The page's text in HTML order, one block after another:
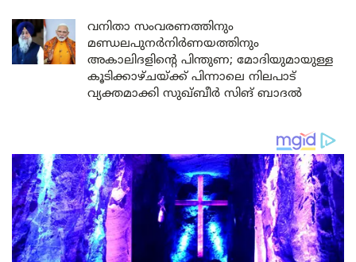
വനിതാ സംവരണത്തിനും
മണ്ഡലപുനർനിർണയത്തിനും
അകാലിദളിന്റെ പിന്തുണ; മോദിയുമായുള്ള
കൂടിക്കാഴ്ചയ്ക്ക് പിന്നാലെ നിലപാട്
വ്യക്തമാക്കി സുഖ്ബീർ സിങ് ബാദൽ